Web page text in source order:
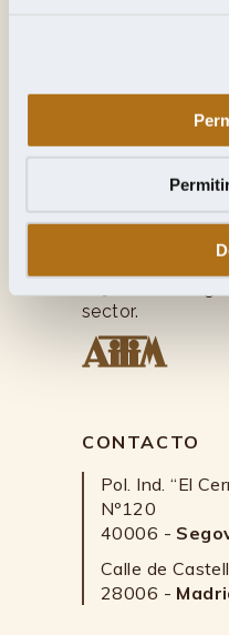
Jesús del Ser y
fabricantes
industrias de la
sector.
CONTACTO
Pol. Ind. “El
Nº120
40006 -
Calle de
28006 -